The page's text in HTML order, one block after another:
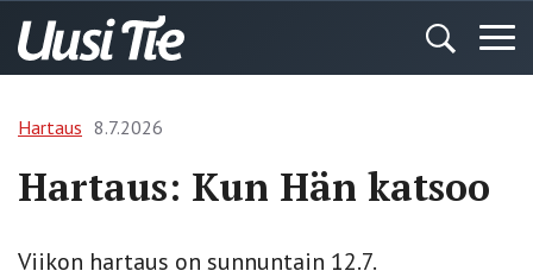
Hartaus 8.7.2026
Hartaus: Kun Hän katsoo
Viikon hartaus on sunnuntain 12.7.